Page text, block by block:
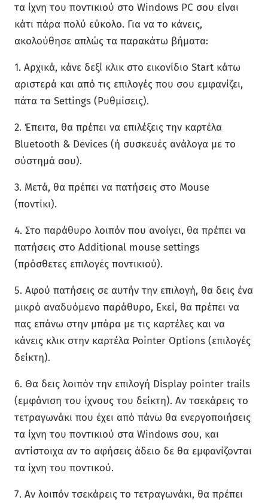
τα ίχνη του ποντικιού στο Windows PC σου είναι
κάτι πάρα πολύ εύκολο. Για να το κάνεις,
ακολούθησε απλώς τα παρακάτω βήματα:
1. Αρχικά, κάνε δεξί κλικ στο εικονίδιο Start κάτω
αριστερά και από τις επιλογές που σου εμφανίζει,
πάτα τα Settings (Ρυθμίσεις).
2. Έπειτα, θα πρέπει να επιλέξεις την καρτέλα
Bluetooth & Devices (ή συσκευές ανάλογα με το
σύστημά σου).
3. Μετά, θα πρέπει να πατήσεις στο Mouse
(ποντίκι).
4. Στο παράθυρο λοιπόν που ανοίγει, θα πρέπει να
πατήσεις στο Additional mouse settings
(πρόσθετες επιλογές ποντικιού).
5. Αφού πατήσεις σε αυτήν την επιλογή, θα δεις ένα
μικρό αναδυόμενο παράθυρο, Εκεί, θα πρέπει να
πας επάνω στην μπάρα με τις καρτέλες και να
κάνεις κλικ στην καρτέλα Pointer Options (επιλογές
δείκτη).
6. Θα δεις λοιπόν την επιλογή Display pointer trails
(εμφάνιση του ίχνους του δείκτη). Αν τσεκάρεις το
τετραγωνάκι που έχει από πάνω θα ενεργοποιήσεις
τα ίχνη του ποντικιού στα Windows σου, και
αντίστοιχα αν το αφήσεις άδειο δε θα εμφανίζονται
τα ίχνη του ποντικού.
7. Αν λοιπόν τσεκάρεις το τετραγωνάκι, θα πρέπει